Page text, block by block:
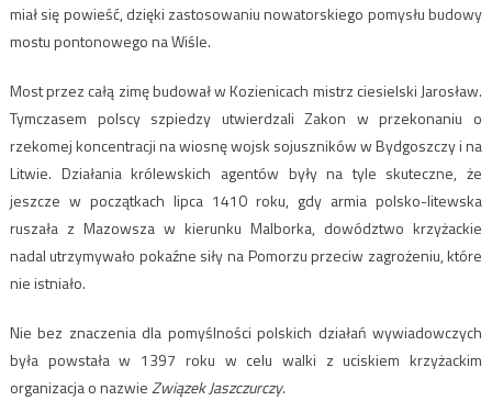
miał się powieść, dzięki zastosowaniu nowatorskiego pomysłu budowy
mostu pontonowego na Wiśle.
Most przez całą zimę budował w Kozienicach mistrz ciesielski Jarosław.
Tymczasem polscy szpiedzy utwierdzali Zakon w przekonaniu o
rzekomej koncentracji na wiosnę wojsk sojuszników w Bydgoszczy i na
Litwie. Działania królewskich agentów były na tyle skuteczne, że
jeszcze w początkach lipca 1410 roku, gdy armia polsko-litewska
ruszała z Mazowsza w kierunku Malborka, dowództwo krzyżackie
nadal utrzymywało pokaźne siły na Pomorzu przeciw zagrożeniu, które
nie istniało.
Nie bez znaczenia dla pomyślności polskich działań wywiadowczych
była powstała w 1397 roku w celu walki z uciskiem krzyżackim
organizacja o nazwieZwiązek Jaszczurczy.